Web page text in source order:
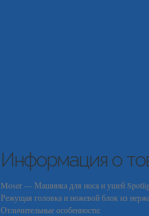
Информация о
Moser — Машинка для носа и ушей
Режущая головка и ножевой блок из
Отличительные особенности: